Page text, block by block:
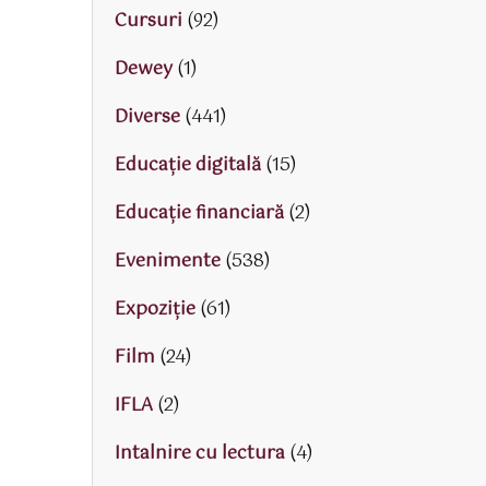
Cursuri (92)
Dewey(1)
Diverse(441)
Educaţie digitală(15)
Educaţie financiară(2)
Evenimente(538)
Expoziție(61)
Film (24)
IFLA(2)
Intalnire cu lectura(4)